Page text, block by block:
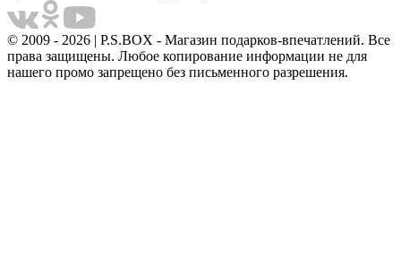
© 2009 - 2026 | P.S.BOX - Магазин подарков-впечатлений. Все
права защищены. Любое копирование информации не для
нашего промо запрещено без письменного разрешения.